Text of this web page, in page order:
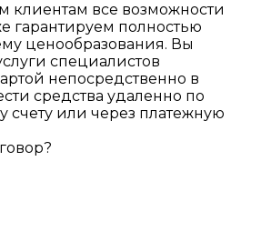
клиентам все возможности
гарантируем полностью
ценообразования. Вы
специалистов
непосредственно в
средства удаленно по
или через платежную